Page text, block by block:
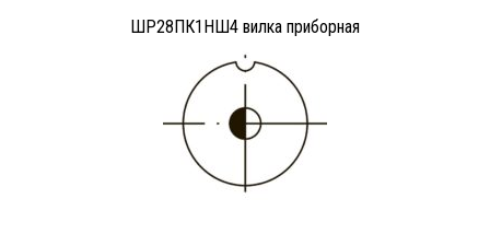
ШР28ПК1НШ4 вилка приборная